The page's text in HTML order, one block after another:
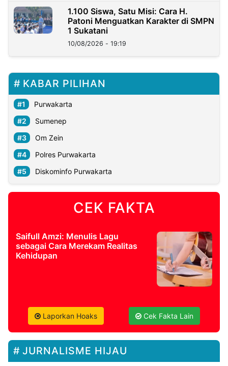
1.100 Siswa, Satu Misi: Cara H.
Patoni Menguatkan Karakter di SMPN
1 Sukatani
10/08/2026 - 19:19
KABAR PILIHAN
Purwakarta
Sumenep
Om Zein
Polres Purwakarta
Diskominfo Purwakarta
CEK FAKTA
Saifull Amzi: Menulis Lagu
sebagai Cara Merekam Realitas
Kehidupan
Laporkan Hoaks Cek Fakta Lain
JURNALISME HIJAU